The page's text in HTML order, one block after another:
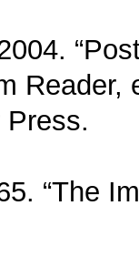
Reader,
Press.
“The